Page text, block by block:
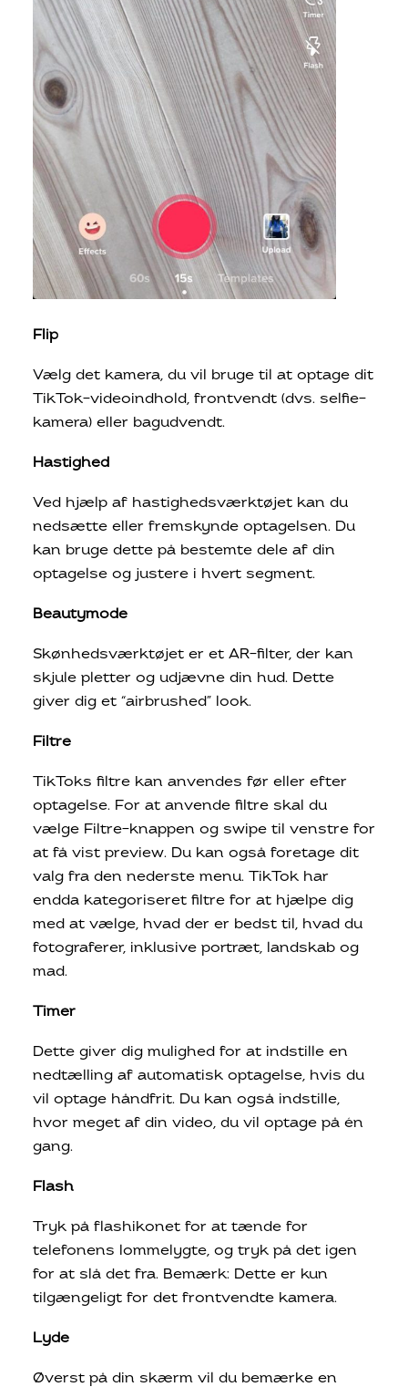
Flip
Vælg det kamera, du vil bruge til at optage dit
TikTok-videoindhold, frontvendt (dvs. selfie-
kamera) eller bagudvendt.
Hastighed
Ved hjælp af hastighedsværktøjet kan du
nedsætte eller fremskynde optagelsen. Du
kan bruge dette på bestemte dele af din
optagelse og justere i hvert segment.
Beautymode
Skønhedsværktøjet er et AR-filter, der kan
skjule pletter og udjævne din hud. Dette
giver dig et “airbrushed” look.
Filtre
TikToks filtre kan anvendes før eller efter
optagelse. For at anvende filtre skal du
vælge Filtre-knappen og swipe til venstre for
at få vist preview. Du kan også foretage dit
valg fra den nederste menu. TikTok har
endda kategoriseret filtre for at hjælpe dig
med at vælge, hvad der er bedst til, hvad du
fotograferer, inklusive portræt, landskab og
mad.
Timer
Dette giver dig mulighed for at indstille en
nedtælling af automatisk optagelse, hvis du
vil optage håndfrit. Du kan også indstille,
hvor meget af din video, du vil optage på én
gang.
Flash
Tryk på flashikonet for at tænde for
telefonens lommelygte, og tryk på det igen
for at slå det fra. Bemærk: Dette er kun
tilgængeligt for det frontvendte kamera.
Lyde
Øverst på din skærm vil du bemærke en